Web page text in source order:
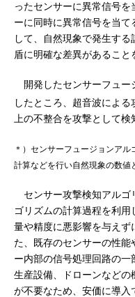
ったセンサーに異常信号
ーに同時に異常信号を当
して、自然現象で発生す
盾に明確な差異があること
開発したセンサーフュー
したところ、超音波によ
上の不整合を攻撃として検
＊）センサーフュージョンア
計算などを行い自然現象の数
センサー攻撃検知アルゴ
ゴリズムの計算過程を利
量や精度に悪影響を与えず
た、既存のセンサーの性
ー内部の信号処理回路の一
生産設備、ドローンなど
が不要なため、安価に導入